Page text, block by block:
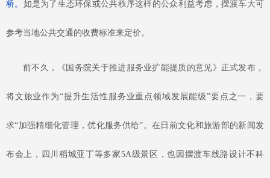
桥。 如是为了生态环保或公共秩序这样的公众利益考虑，摆渡车大可
参考当地公共交通的收费标准来定价。
前不久，《国务院关于推进服务业扩能提质的意见》正式发布，
将文旅业作为“提升生活性服务业重点领域发展能级”要点之一，要
求“加强精细化管理，优化服务供给”。在日前文化和旅游部的新闻发
布会上，四川稻城亚丁等多家5A级景区，也因摆渡车线路设计不科